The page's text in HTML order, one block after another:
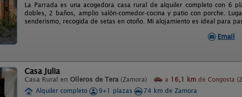
La Parrada es una acogedora casa rural de alquiler completo con 6
dobles, 2 baños, amplio salón-comedor-cocina y patio con porche.
senderismo, recogida de setas en otoño. Mi alojamiento es ideal para
Email
Casa Julia
Casa Rural en Olleros de Tera (Zamora) a 16,1 km de Congosta
Alquiler completo
9+1 plazas
74 km de Zamora